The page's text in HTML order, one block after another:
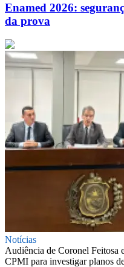
Enamed 2026:
da prova
Notícias
Audiência de Coronel Feitosa
CPMI para investigar planos